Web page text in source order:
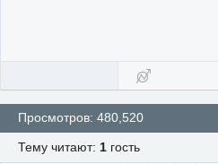
Просмотров: 480,520
Тему читают: 1 гость